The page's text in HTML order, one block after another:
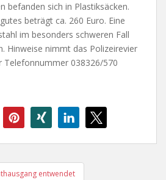
befanden sich in Plastiksäcken.
beträgt ca. 260 Euro. Eine
im besonders schweren Fall
Hinweise nimmt das Polizeirevier
Telefonnummer 038326/570
entwendet